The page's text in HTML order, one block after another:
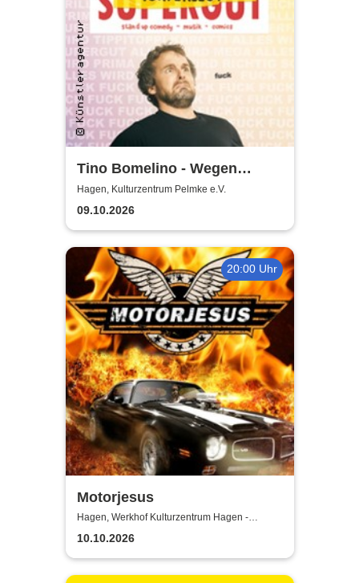
Tino Bomelino - Wegen
Apokalypse vorverlegt
Hagen, Kulturzentrum Pelmke e.V.
09.10.2026
20:00 Uhr
Motorjesus
Hagen, Werkhof Kulturzentrum Hagen -
Hohenlimburg
10.10.2026